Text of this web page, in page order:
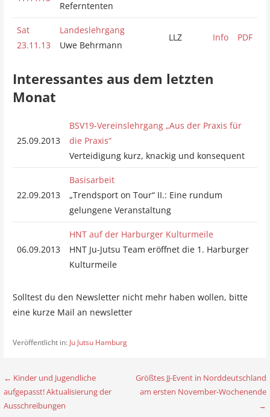
Referntenten
Sat
23.11.13
Landeslehrgang
Uwe Behrmann
LLZ Info PDF
Interessantes aus dem letzten
Monat
25.09.2013
BSV19-Vereinslehrgang „Aus der Praxis für
die Praxis“
Verteidigung kurz, knackig und konsequent
22.09.2013
Basisarbeit
„Trendsport on Tour“ II.: Eine rundum
gelungene Veranstaltung
06.09.2013
HNT auf der Harburger Kulturmeile
HNT Ju-Jutsu Team eröffnet die 1. Harburger
Kulturmeile
Solltest du den Newsletter nicht mehr haben wollen, bitte
eine kurze Mail an newsletter
Veröffentlicht in: Ju Jutsu Hamburg
B
e
← Kinder und Jugendliche
aufgepasst! Aktualisierung der
Ausschreibungen
Größtes JJ-Event in Norddeutschland
am ersten November-Wochenende
→